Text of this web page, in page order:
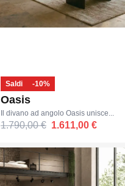
Saldi -10%
Oasis
Il divano ad angolo Oasis unisce...
1.790,00 € 1.611,00 €